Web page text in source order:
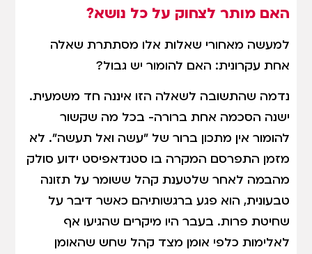
האם מותר לצחוק על כל נושא?
למעשה מאחורי שאלות אלו מסתתרת שאלה
אחת עקרונית: האם להומור יש גבול?
נדמה שהתשובה לשאלה הזו איננה חד משמעית.
ישנה הסכמה אחת ברורה- בכל מה שקשור
להומור אין מתכון ברור של "עשה ואל תעשה". לא
מזמן התפרסם המקרה בו סטנדאפיסט ידוע סולק
מהבמה לאחר שלטענת קהל ששומר על תזונה
טבעונית, הוא פגע ברגשותיהם כאשר דיבר על
שחיטת פרות. בעבר היו מיקרים שהגיעו אף
לאלימות כלפי אומן מצד קהל שחש שהאומן